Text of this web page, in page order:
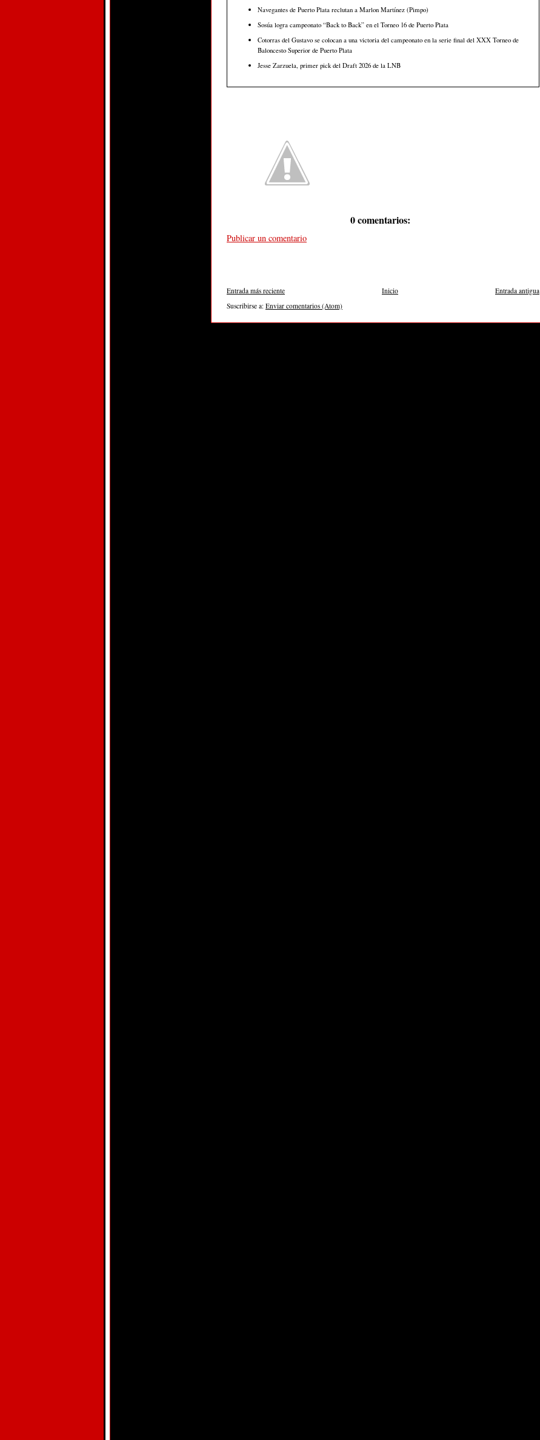
Navegantes de Puerto Plata reclutan a Marlon Martínez (Pimpo)
Sosúa logra campeonato “Back to Back” en el Torneo 16 de Puerto Plata
Cotorras del Gustavo se colocan a una victoria del campeonato en la serie final del XXX Torneo de
Baloncesto Superior de Puerto Plata
Jesse Zarzuela, primer pick del Draft 2026 de la LNB
0 comentarios:
Publicar un comentario
Entrada más reciente Entrada antigua
Inicio
Suscribirse a: Enviar comentarios (Atom)